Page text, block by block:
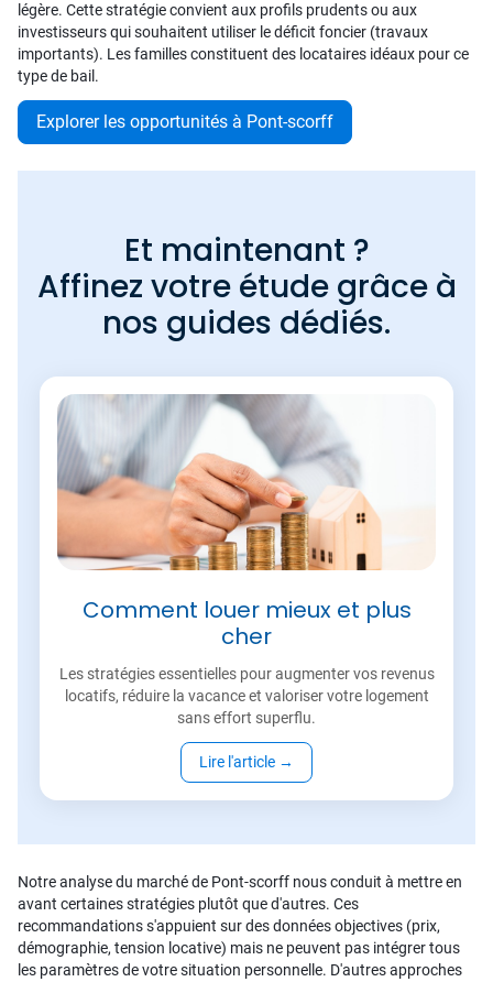
légère. Cette stratégie convient aux profils prudents ou aux
investisseurs qui souhaitent utiliser le déficit foncier (travaux
importants). Les familles constituent des locataires idéaux pour ce
type de bail.
Explorer les opportunités à Pont-scorff
Et maintenant ?
Affinez votre étude grâce à
nos guides dédiés.
Comment louer mieux et plus
cher
Les stratégies essentielles pour augmenter vos revenus
locatifs, réduire la vacance et valoriser votre logement
sans effort superflu.
Lire l'article →
Notre analyse du marché de Pont-scorff nous conduit à mettre en
avant certaines stratégies plutôt que d'autres. Ces
recommandations s'appuient sur des données objectives (prix,
démographie, tension locative) mais ne peuvent pas intégrer tous
les paramètres de votre situation personnelle. D'autres approches